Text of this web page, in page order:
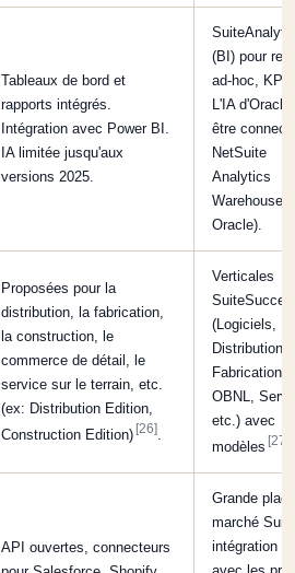
Tableaux de bord et
rapports intégrés.
Intégration avec Power BI.
IA limitée jusqu'aux
versions 2025.
(BI) pour
ad-hoc,
L'IA
être
NetSuite
Analytics
Warehouse
Oracle).
Proposées pour la
distribution, la fabrication,
la construction, le
commerce de détail, le
service sur le terrain, etc.
(ex: Distribution Edition,
Construction Edition)[26]
Verticales
(Logiciels,
Distribution,
Fabrication,
OBNL,
etc.) avec
modèles[27]
API ouvertes, connecteurs
Grande
marché
intégration